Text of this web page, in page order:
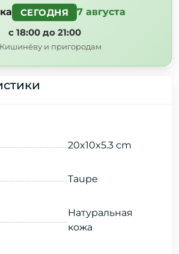
СЕГОДНЯ
7 августа
с 18:00 до 21:00
и пригородам
20x10x5.3 cm
Taupe
Натуральная
кожа